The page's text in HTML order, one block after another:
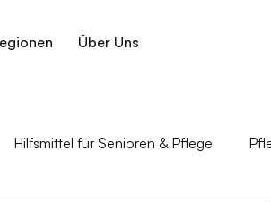
Über Uns
Hilfsmittel für Senioren & Pflege